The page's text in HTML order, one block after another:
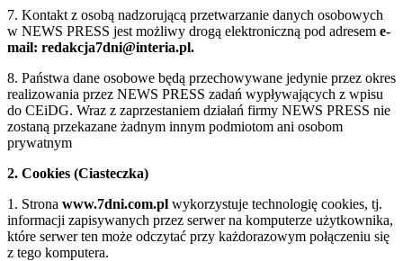
7. Kontakt z osobą nadzorującą przetwarzanie danych osobowych
w NEWS PRESS jest możliwy drogą elektroniczną pod adresem e-
mail: redakcja7dni@interia.pl.
8. Państwa dane osobowe będą przechowywane jedynie przez okres
realizowania przez NEWS PRESS zadań wypływających z wpisu
do CEiDG. Wraz z zaprzestaniem działań firmy NEWS PRESS nie
zostaną przekazane żadnym innym podmiotom ani osobom
prywatnym
2. Cookies (Ciasteczka)
1. Strona www.7dni.com.pl wykorzystuje technologię cookies, tj.
informacji zapisywanych przez serwer na komputerze użytkownika,
które serwer ten może odczytać przy każdorazowym połączeniu się
z tego komputera.